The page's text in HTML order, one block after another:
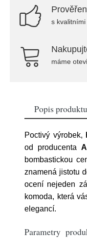
s
máme
Popis produktu
Poctivý výrobek,
od producenta
bombastickou
znamená jistotu
ocení nejeden
komoda, která
elegancí.
Parametry